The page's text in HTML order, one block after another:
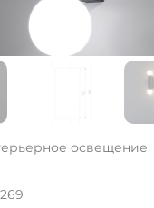
освещение